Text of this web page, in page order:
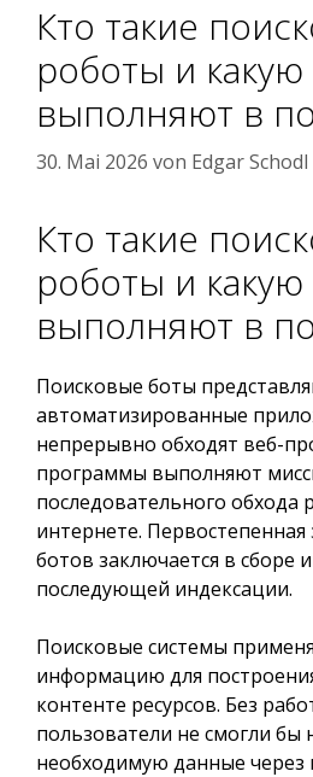
Кто такие
роботы и какую
выполняют в
30. Mai 2026 von Edgar Schodl
Кто такие
роботы и какую
выполняют в
Поисковые боты
автоматизированные
непрерывно обходят веб-
программы выполняют
последовательного обхода
интернете. Первостепенная
ботов заключается в сборе
последующей индексации.
Поисковые системы
информацию для
контенте ресурсов. Без
пользователи не смогли бы
необходимую данные через